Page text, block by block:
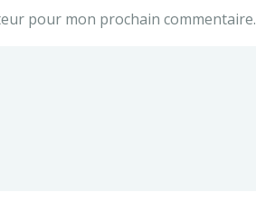
pour mon prochain commentaire.